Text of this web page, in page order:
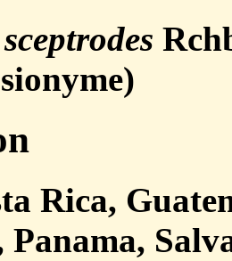
Rica,